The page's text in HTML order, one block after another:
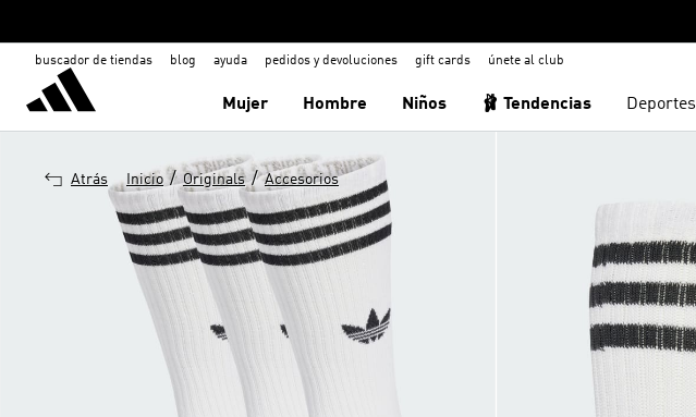
buscador de tiendas blog ayuda pedidos y devoluciones gift cards únete al club
Mujer Hombre Niños 🩰 Tendencias Deportes
Atrás Inicio / Originals / Accesorios